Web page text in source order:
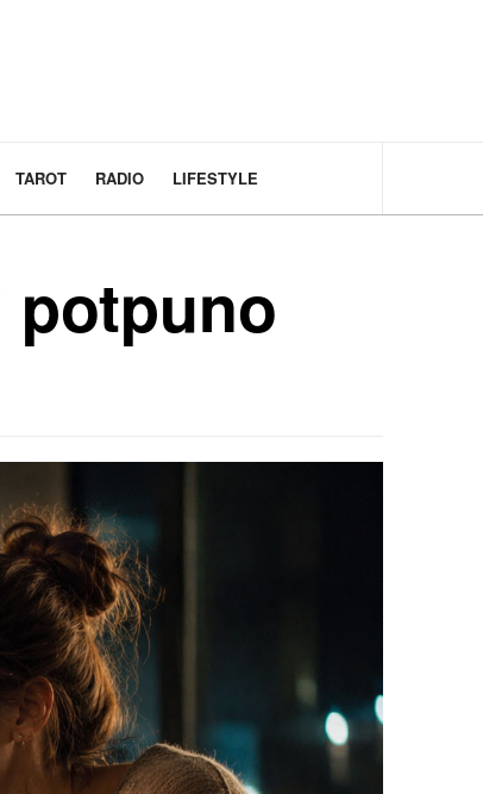
TAROT RADIO LIFESTYLE
potpuno